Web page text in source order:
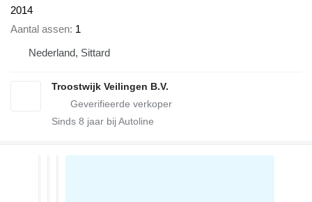
2014
Aantal assen 1
Nederland, Sittard
Troostwijk Veilingen B.V.
Sinds 8 jaar bij Autoline